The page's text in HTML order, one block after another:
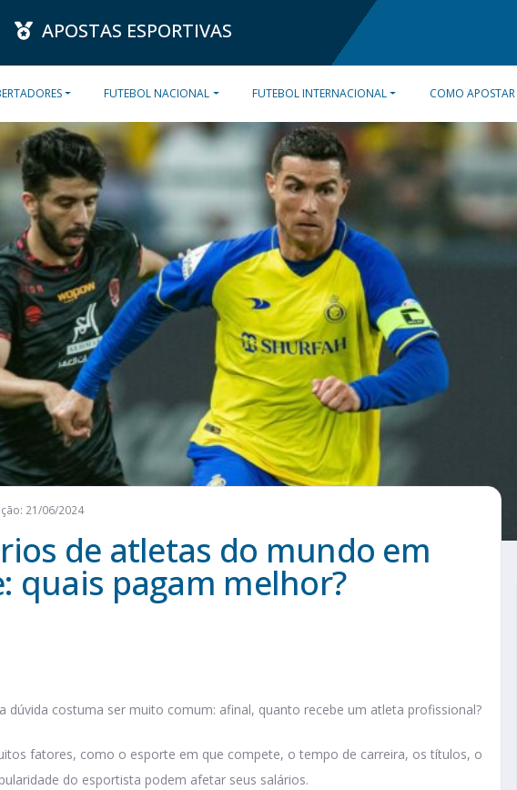
APOSTAS ESPORTIVAS
FUTEBOL NACIONAL FUTEBOL INTERNACIONAL COMO APOSTAR
21/06/2024
de atletas do mundo em
quais pagam melhor?
dúvida costuma ser muito comum: afinal, quanto recebe um atleta profissional?
fatores, como o esporte em que compete, o tempo de carreira, os títulos, o
do esportista podem afetar seus salários.